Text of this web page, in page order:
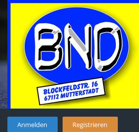
Anmelden Registrieren